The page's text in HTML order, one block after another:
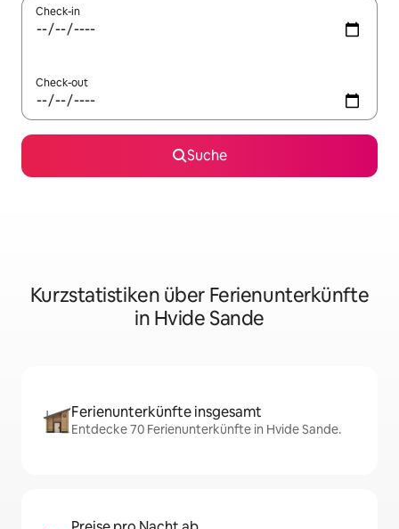
Check-in
Check-out
Suche
Kurzstatistiken über Ferienunterkünfte
in Hvide Sande
Ferienunterkünfte insgesamt
Entdecke 70 Ferienunterkünfte in Hvide Sande.